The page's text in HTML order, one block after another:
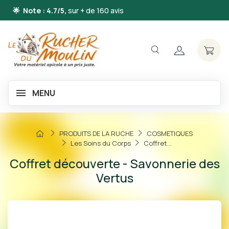
🌟 Note : 4.7/5, sur + de 160 avis
MENU
PRODUITS DE LA RUCHE
COSMETIQUES
Les Soins du Corps
Coffret...
Coffret découverte - Savonnerie des
Vertus